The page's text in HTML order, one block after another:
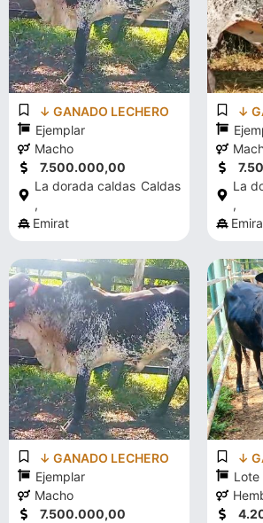
↓ GANADO LECHERO
Ejemplar
Macho
7.500.000,00
La dorada caldas
,
Caldas
Emirat
↓
La
,
↓ GANADO LECHERO
Ejemplar
Macho
7.500.000,00
↓
Lote